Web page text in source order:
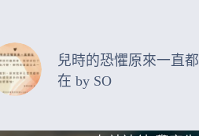
兒時的恐懼原來一直都
在 by SO